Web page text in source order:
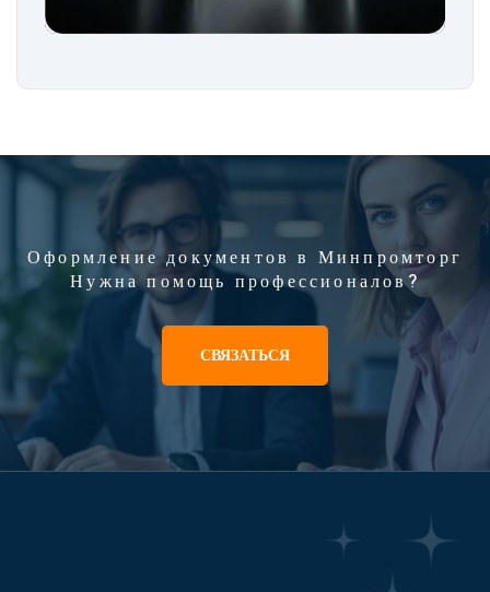
Оформление документов в Минпромторг
Нужна помощь профессионалов?
СВЯЗАТЬСЯ